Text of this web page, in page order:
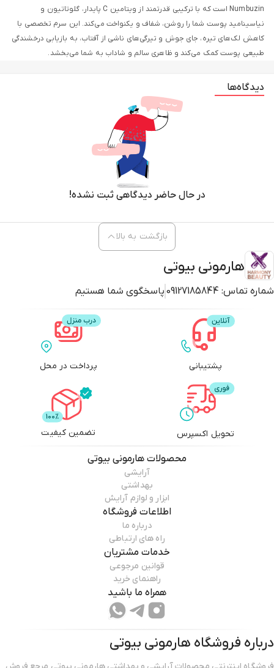
Numbuzin است که با ترکیبی قدرتمند از ویتامین C پایدار، گلوتاتیون و
نیاسینامید پوست شما را روشن، شفاف و یکنواخت می‌کند. این سرم تخصصی با
کاهش لک‌های تیره، جای جوش و تیرگی‌های ناشی از آفتاب، به بازیابی درخشندگی
طبیعی پوست کمک می‌کند و ظاهری سالم و شاداب به شما می‌بخشد.
ویژگی‌های اصلی سرم ویتامین سی نامبوزین شماره 5
آنتی‌اکسیدان‌های قوی، تولید ملانین را مهار کرده و باعث کم‌رنگ شدن لک‌های
✅ افزایش شفافیت و درخشندگی پوست: گلوتاتیون با کاهش تیرگی‌های پوست و
کمک به یکنواخت شدن رنگ آن، پوستی شاداب و براق به شما هدیه می‌دهد.
مرطوب کرده و از خشکی و کشیدگی جلوگیری می‌کند.
جذب پوست می‌شود و احساس سنگینی یا چسبندگی به‌جا نمی‌گذارد.
✅ مناسب انواع پوست: فرمولاسیون ملایم و تست‌شده‌ی نامبوزین باعث شده
این محصول حتی برای پوست‌های حساس نیز مناسب باشد.
ترکیبات کلیدی سرم ویتامین سی شماره 5 نامبوزین
✨ گلوتاتیون: آنتی‌اکسیدان بسیار موثر برای شفاف‌سازی، کاهش تیرگی و
جلوگیری از پیری زودرس پوست.
✨ نیاسینامید: یکنواخت‌سازی رنگ پوست و تقویت سد دفاعی پوست.
✨ هیالورونیک اسید: آبرسانی و حفظ رطوبت طبیعی پوست.
✨ عصاره‌های گیاهی: آرام‌بخش و ضد التهاب برای کاهش تحریکات احتمالی.
نحوه استفاده از سرم روشن‌کننده ویتامین C نامبوزین
1️⃣ پس از شست‌وشوی کامل صورت و استفاده از تونر، مقدار کافی از سرم را روی
📌 نکته مهم: برای اثربخشی بهتر و محافظت از پوست در برابر لک‌های جدید،
دیدگاه‌ها
در حال حاضر دیدگاهی ثبت نشده!
هارمونی بیوتی
شماره تماس: 09127185844 پاسخگوی شما هستیم
بازگشت به بالا
پشتیبانی پرداخت در محل
تحویل اکسپرس تضمین کیفیت
محصولات هارمونی بیوتی
آرایشی
بهداشتی
ابزار و لوازم آرایش
اطلاعات فروشگاه
درباره ما
راه های ارتباطی
خدمات مشتریان
قوانین مرجوعی
راهنمای خرید
همراه ما باشید
درباره فروشگاه هارمونی بیوتی